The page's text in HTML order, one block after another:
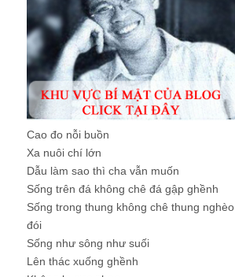
Cao đo nỗi buồn
Xa nuôi chí lớn
Dẫu làm sao thì cha vẫn muốn
Sống trên đá không chê đá gập ghềnh
Sống trong thung không chê thung nghèo
đói
Sống như sông như suối
Lên thác xuống ghềnh